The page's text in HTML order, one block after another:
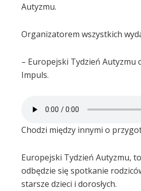
Autyzmu.
Organizatorem wszystkich
– Europejski Tydzień Autyzmu
Impuls.
Chodzi między innymi o
Europejski Tydzień Autyzmu,
odbędzie się spotkanie
starsze dzieci i dorosłych.